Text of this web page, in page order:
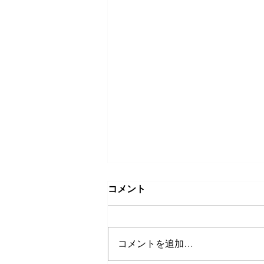
賞与を支給したときの届出、
多いと思います。 賞与を支給し
た場合、給与計算や振込だけで終
コメント
コメントを追加…